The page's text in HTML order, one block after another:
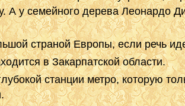
А у семейного дерева Леонардо
страной Европы, если речь
в Закарпатской области.
станции метро, которую